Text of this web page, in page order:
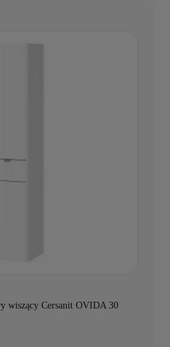
wiszący Cersanit OVIDA 30